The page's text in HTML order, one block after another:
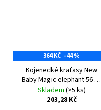
364 KČ –44 %
Kojenecké kraťasy New
Baby Magic elephant 56 (0-
3m)
Skladem (>5 ks)
203,28 Kč